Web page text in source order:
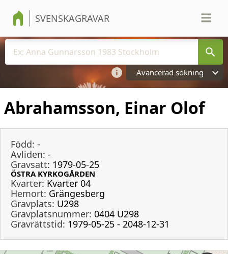
SVENSKAGRAVAR
Avancerad sökning
Abrahamsson, Einar Olof
Född: -
Avliden: -
Gravsatt: 1979-05-25
ÖSTRA KYRKOGÅRDEN
Kvarter: Kvarter 04
Hemort: Grängesberg
Gravplats: U298
Gravplatsnummer: 0404 U298
Gravrättstid: 1979-05-25 - 2048-12-31